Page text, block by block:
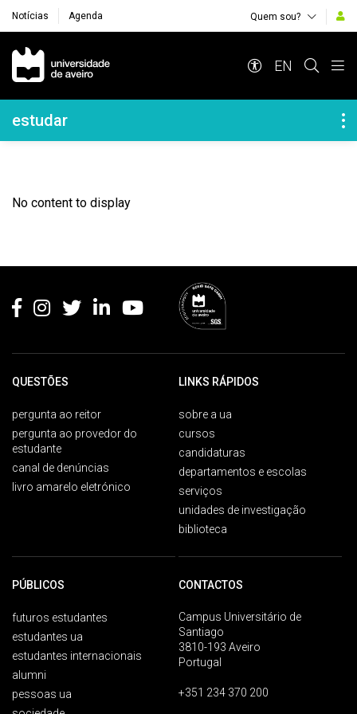
Notícias Agenda Quem sou?
Navegação Principal
EN
Navegação Lateral
estudar
No content to display
QUESTÕES
pergunta ao reitor
pergunta ao provedor do
estudante
canal de denúncias
livro amarelo eletrónico
LINKS RÁPIDOS
sobre a ua
cursos
candidaturas
departamentos e escolas
serviços
unidades de investigação
biblioteca
PÚBLICOS
futuros estudantes
estudantes ua
estudantes internacionais
alumni
pessoas ua
CONTACTOS
Campus Universitário de
Santiago
3810-193 Aveiro
Portugal
+351 234 370 200